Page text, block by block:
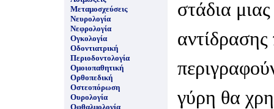
Μεταμοσχεύσεις
Νευρολογία
Νεφρολογία
Ογκολογία
Οδοντιατρική
Περιοδοντολογία
Ομοιοπαθητική
Ορθοπεδική
Οστεοπόρωση
Ουρολογία
Οφθαλμολογία
στάδια
γύρη θα